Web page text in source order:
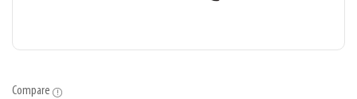
Compare